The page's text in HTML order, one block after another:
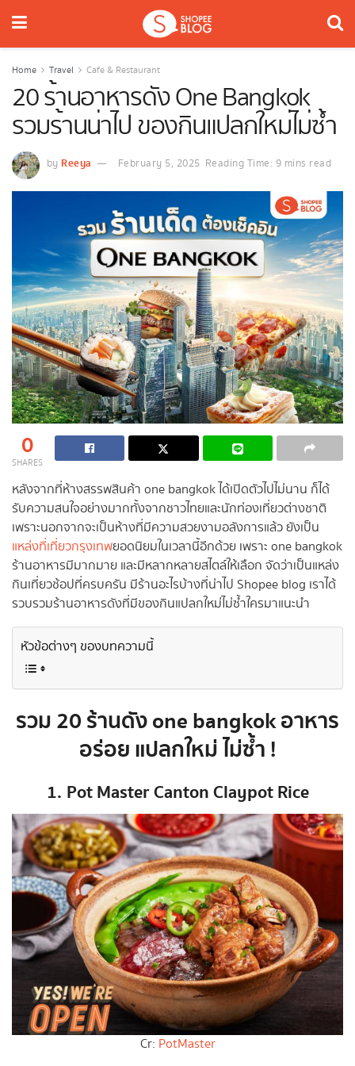
Home Travel Cafe & Restaurant
20 ร้านอาหารดัง One Bangkok
รวมร้านน่าไป ของกินแปลกใหม่ไม่ซ้ำ
by Reeya February 5, 2025 Reading Time: 9 mins read
0
SHARES
หลังจากที่ห้างสรรพสินค้า one bangkok ได้เปิดตัวไปไม่นาน ก็ได้
รับความสนใจอย่างมากทั้งจากชาวไทยและนักท่องเที่ยวต่างชาติ
เพราะนอกจากจะเป็นห้างที่มีความสวยงามอลังการแล้ว ยังเป็น
แหล่งที่เที่ยวกรุงเทพยอดนิยมในเวลานี้อีกด้วย เพราะ one bangkok
ร้านอาหารมีมากมาย และมีหลากหลายสไตล์ให้เลือก จัดว่าเป็นแหล่ง
กินเที่ยวช้อปที่ครบครัน มีร้านอะไรบ้างที่น่าไป Shopee blog เราได้
รวบรวมร้านอาหารดังที่มีของกินแปลกใหม่ไม่ซ้ำใครมาแนะนำ
หัวข้อต่างๆ ของบทความนี้
รวม 20 ร้านดัง one bangkok อาหาร
อร่อย แปลกใหม่ ไม่ซ้ำ !
1. Pot Master Canton Claypot Rice
Cr: PotMaster